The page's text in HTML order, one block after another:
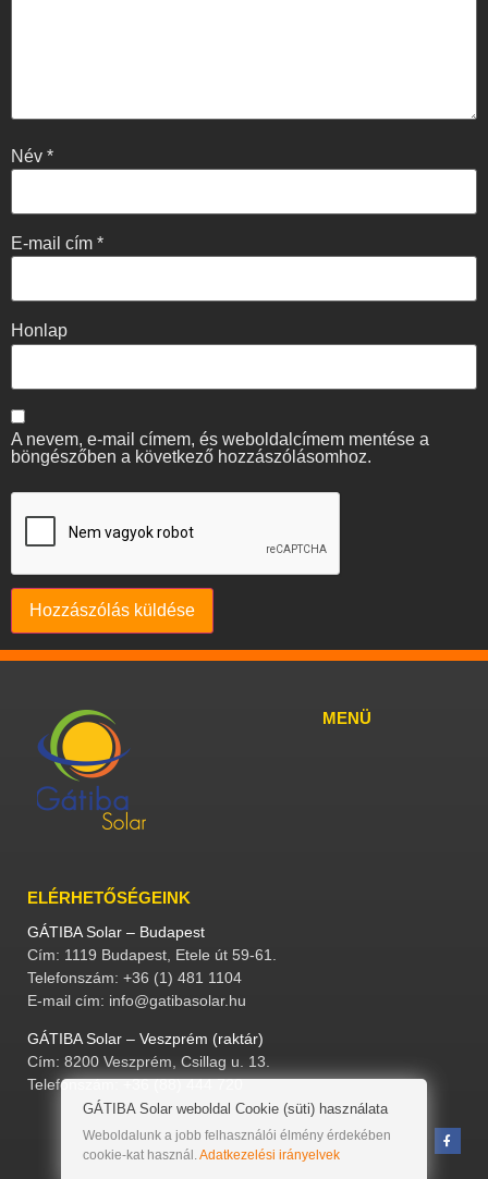
Név *
E-mail cím *
Honlap
A nevem, e-mail címem, és weboldalcímem mentése a
böngészőben a következő hozzászólásomhoz.
MENÜ
ELÉRHETŐSÉGEINK
GÁTIBA Solar – Budapest
Cím: 1119 Budapest, Etele út 59-61.
Telefonszám: +36 (1) 481 1104
E-mail cím: info@gatibasolar.hu
GÁTIBA Solar – Veszprém (raktár)
Cím: 8200 Veszprém, Csillag u. 13.
Telefonszám: +36 (88) 444 720
GÁTIBA Solar weboldal Cookie (süti) használata
Weboldalunk a jobb felhasználói élmény érdekében
cookie-kat használ.Adatkezelési irányelvek